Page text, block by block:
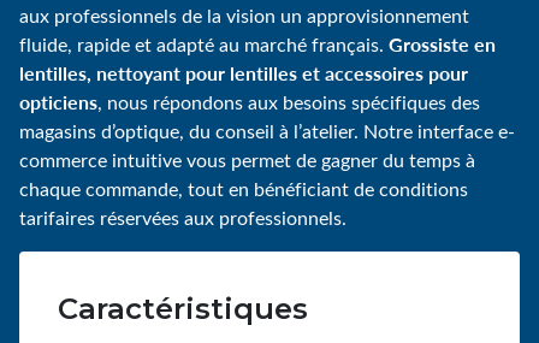
aux professionnels de la vision un approvisionnement
fluide, rapide et adapté au marché français. Grossiste en
lentilles, nettoyant pour lentilles et accessoires pour
opticiens, nous répondons aux besoins spécifiques des
magasins d’optique, du conseil à l’atelier. Notre interface e-
commerce intuitive vous permet de gagner du temps à
chaque commande, tout en bénéficiant de conditions
tarifaires réservées aux professionnels.
Caractéristiques